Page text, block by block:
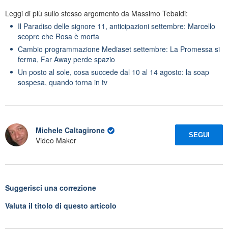
Leggi di più sullo stesso argomento da Massimo Tebaldi:
Il Paradiso delle signore 11, anticipazioni settembre: Marcello
scopre che Rosa è morta
Cambio programmazione Mediaset settembre: La Promessa si
ferma, Far Away perde spazio
Un posto al sole, cosa succede dal 10 al 14 agosto: la soap
sospesa, quando torna in tv
Michele Caltagirone
Video Maker
SEGUI
Suggerisci una correzione
Valuta il titolo di questo articolo